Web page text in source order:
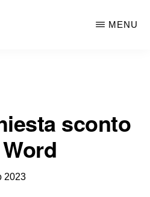
MENU
sconto
2023